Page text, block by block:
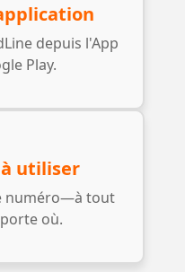
depuis l'App
Play.
utiliser
numéro—à tout
où.